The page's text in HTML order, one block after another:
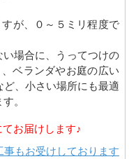
が、０～５ミリ程度で
場合に、うってつけの
ベランダやお庭の広い
、小さい場所にも最適
。
お届けします♪
もお受けしております